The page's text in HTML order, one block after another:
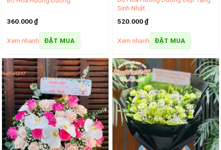
360.000₫
Xem nhanh ĐẶT MUA
Sinh Nhật
520.000₫
Xem nhanh ĐẶT MUA